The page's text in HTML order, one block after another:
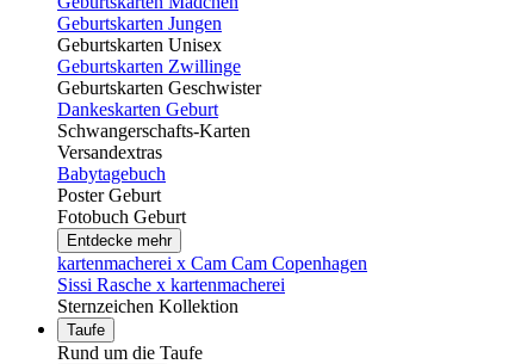
Geburtskarten Jungen
Geburtskarten Unisex
Geburtskarten Zwillinge
Geburtskarten Geschwister
Dankeskarten Geburt
Schwangerschafts-Karten
Versandextras
Babytagebuch
Poster Geburt
Fotobuch Geburt
Entdecke mehr
kartenmacherei x Cam Cam Copenhagen
Sissi Rasche x kartenmacherei
Sternzeichen Kollektion
Taufe
Rund um die Taufe